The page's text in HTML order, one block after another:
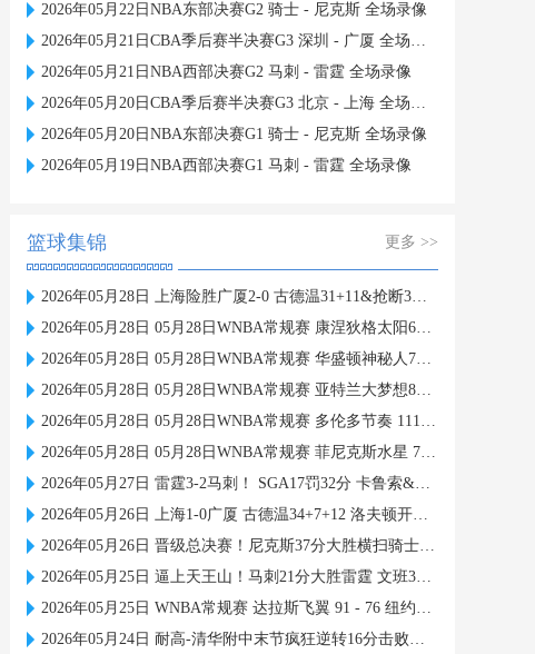
2026年05月22日NBA东部决赛G2 骑士 - 尼克斯 全场录像
2026年05月21日CBA季后赛半决赛G3 深圳 - 广厦 全场录像
2026年05月21日NBA西部决赛G2 马刺 - 雷霆 全场录像
2026年05月20日CBA季后赛半决赛G3 北京 - 上海 全场录像
2026年05月20日NBA东部决赛G1 骑士 - 尼克斯 全场录像
2026年05月19日NBA西部决赛G1 马刺 - 雷霆 全场录像
篮球集锦 更多 >>
2026年05月28日 上海险胜广厦2-0 古德温31+11&抢断3分压哨绝杀 布朗空砍50分
2026年05月28日 05月28日WNBA常规赛 康涅狄格太阳61-71波特兰火焰 全场集锦
2026年05月28日 05月28日WNBA常规赛 华盛顿神秘人78-64西雅图风暴 全场集锦
2026年05月28日 05月28日WNBA常规赛 亚特兰大梦想81-96明尼苏达山猫 全场集锦
2026年05月28日 05月28日WNBA常规赛 多伦多节奏 111 - 104 芝加哥天空 集锦
2026年05月28日 05月28日WNBA常规赛 菲尼克斯水星 74 - 84 纽约自由人 集锦
2026年05月27日 雷霆3-2马刺！ SGA17罚32分 卡鲁索&魔仙合砍42分 文班15中4
2026年05月26日 上海1-0广厦 古德温34+7+12 洛夫顿开场伤退 孙铭徽0分&5失误
2026年05月26日 晋级总决赛！尼克斯37分大胜横扫骑士 唐斯19分 哈登2球5失误
2026年05月25日 逼上天王山！马刺21分大胜雷霆 文班33+8+5 亚历山大19+7
2026年05月25日 WNBA常规赛 达拉斯飞翼 91 - 76 纽约自由人 集锦
2026年05月24日 耐高-清华附中末节疯狂逆转16分击败回浦中学夺得校史第15冠